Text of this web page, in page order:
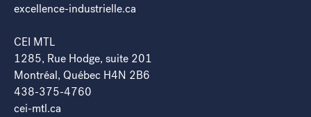
excellence-industrielle.ca
CEI MTL
1285, Rue Hodge, suite 201
Montréal, Québec H4N 2B6
438-375-4760
cei-mtl.ca